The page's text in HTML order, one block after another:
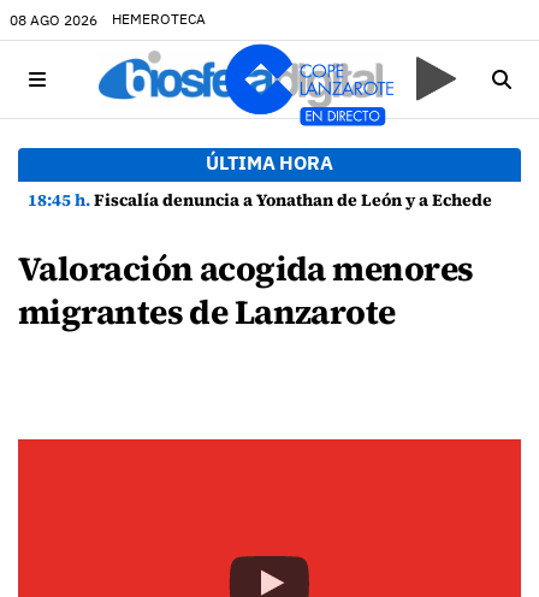
08 AGO 2026 HEMEROTECA
ÚLTIMA HORA
18:45 h.Fiscalía denuncia a Yonathan de León y a Echedey Eugenio por presuntas anomalías en contratos festivos
Valoración acogida menores
migrantes de Lanzarote